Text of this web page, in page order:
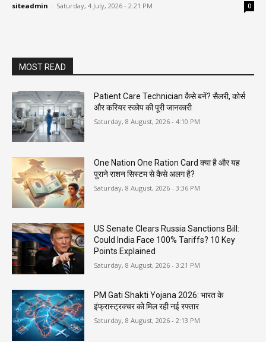
siteadmin - Saturday, 4 July, 2026 - 2:21 PM 0
MOST READ
Patient Care Technician कैसे बनें? सैलरी, कोर्स
और करियर स्कोप की पूरी जानकारी
Saturday, 8 August, 2026 - 4:10 PM
One Nation One Ration Card क्या है और यह
पुराने राशन सिस्टम से कैसे अलग है?
Saturday, 8 August, 2026 - 3:36 PM
US Senate Clears Russia Sanctions Bill:
Could India Face 100% Tariffs? 10 Key
Points Explained
Saturday, 8 August, 2026 - 3:21 PM
PM Gati Shakti Yojana 2026: भारत के
इंफ्रास्ट्रक्चर को मिल रही नई रफ्तार
Saturday, 8 August, 2026 - 2:13 PM